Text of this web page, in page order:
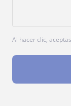
Al hacer clic,